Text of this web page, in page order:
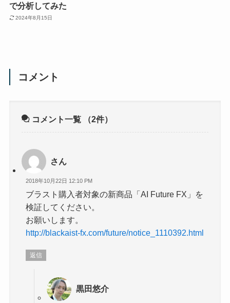
で分析してみた
2024年8月15日
コメント
コメント一覧 （2件）
さん
2018年10月22日 12:10 PM
ブラスト購入者対象の新商品「AI Future FX」を
検証してください。
お願いします。
http://blackaist-fx.com/future/notice_1110392.html
返信
黒田悠介